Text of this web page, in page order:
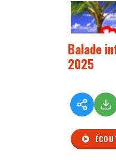
Balade
2025